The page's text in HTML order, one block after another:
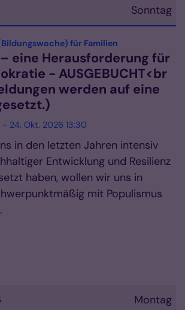
Sonntag
2026
für Familien
eine Herausforderung für
- AUSGEBUCHT<br
werden auf eine
- 24. Okt. 2026 13:30
in den letzten Jahren intensiv
Entwicklung und Resilienz
haben, wollen wir uns in
mit Populismus
Montag